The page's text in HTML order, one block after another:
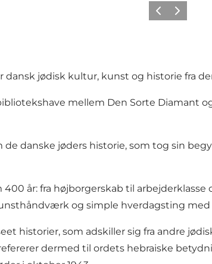
Previous
Next
jødisk kultur, kunst og historie fra
mellem Den Sorte Diamant
danske jøders historie, som tog sin
år: fra højborgerskab til
og simple hverdagsting med
historier, som adskiller sig fra andre
dermed til ordets hebraiske